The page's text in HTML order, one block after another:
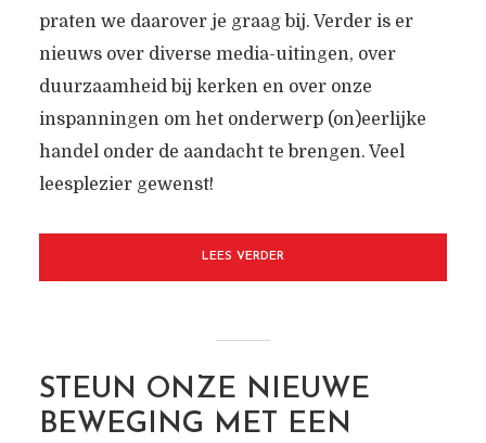
praten we daarover je graag bij. Verder is er
nieuws over diverse media-uitingen, over
duurzaamheid bij kerken en over onze
inspanningen om het onderwerp (on)eerlijke
handel onder de aandacht te brengen. Veel
leesplezier gewenst!
LEES VERDER
STEUN ONZE NIEUWE
BEWEGING MET EEN